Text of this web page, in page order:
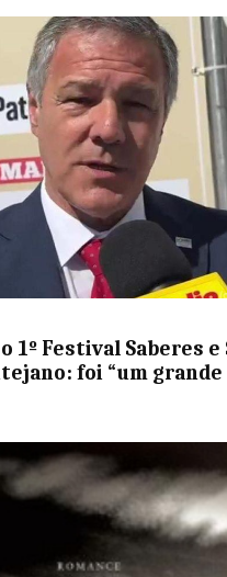
1º Festival Saberes e
foi “um grande